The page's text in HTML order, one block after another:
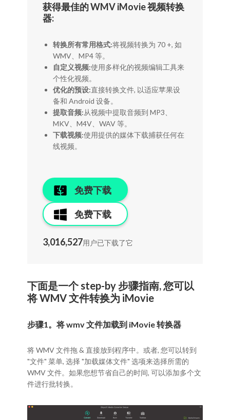
获得最佳的 WMV iMovie 视频转换
器:
转换所有常用格式:将视频转换为 70 +, 如
WMV、MP4 等。
自定义视频:使用多样化的视频编辑工具来
个性化视频。
优化的预设:直接转换文件, 以适应苹果设
备和 Android 设备。
提取音频:从视频中提取音频到 MP3、
MKV、M4V、WAV 等。
下载视频:使用提供的媒体下载捕获任何在
线视频。
免费下载
免费下载
3,016,527用户已下载了它
下面是一个 step-by 步骤指南, 您可以
将 WMV 文件转换为 iMovie
步骤1。将 wmv 文件加载到 iMovie 转换器
将 WMV 文件拖 & 直接放到程序中。或者, 您可以转到
"文件" 菜单, 选择 "加载媒体文件" 选项来选择所需的
WMV 文件。如果您想节省自己的时间, 可以添加多个文
件进行批转换。